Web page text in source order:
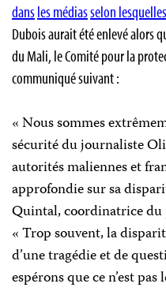
dansles médiasselon lesquelles
Dubois aurait été enlevé alors
du Mali, le Comité pour la
communiqué suivant :
« Nous sommes
sécurité du journaliste
autorités maliennes et
approfondie sur sa
Quintal, coordinatrice
« Trop souvent, la
d’une tragédie et de
espérons que ce n’est pas